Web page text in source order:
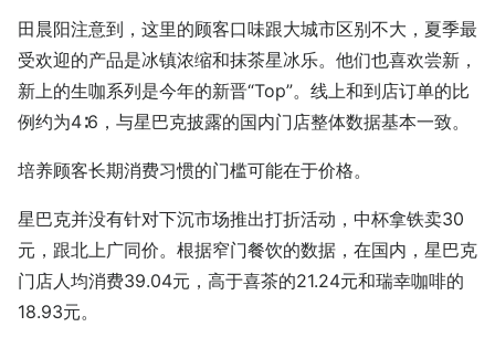
田晨阳注意到，这里的顾客口味跟大城市区别不大，夏季最
受欢迎的产品是冰镇浓缩和抹茶星冰乐。他们也喜欢尝新，
新上的生咖系列是今年的新晋“Top”。线上和到店订单的比
例约为4∶6，与星巴克披露的国内门店整体数据基本一致。
培养顾客长期消费习惯的门槛可能在于价格。
星巴克并没有针对下沉市场推出打折活动，中杯拿铁卖30
元，跟北上广同价。根据窄门餐饮的数据，在国内，星巴克
门店人均消费39.04元，高于喜茶的21.24元和瑞幸咖啡的
18.93元。